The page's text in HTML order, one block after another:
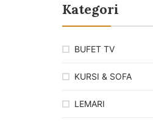
Kategori
BUFET TV
KURSI & SOFA
LEMARI